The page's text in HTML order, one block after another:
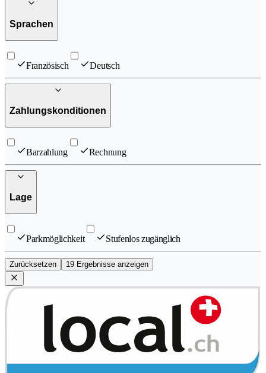
Sprachen
Französisch Deutsch
Zahlungskonditionen
Barzahlung Rechnung
Lage
Parkmöglichkeit Stufenlos zugänglich
Zurücksetzen 19 Ergebnisse anzeigen